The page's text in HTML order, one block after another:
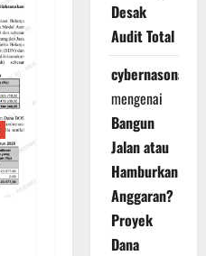
Desak
Audit Total
cybernasonal
mengenai
Bangun
Jalan atau
Hamburkan
Anggaran?
Proyek
Dana